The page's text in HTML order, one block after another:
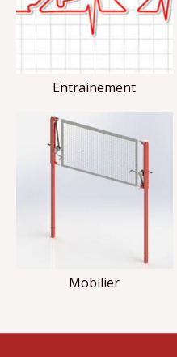
Entrainement
Mobilier